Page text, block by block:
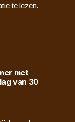
te lezen.
met
van 30